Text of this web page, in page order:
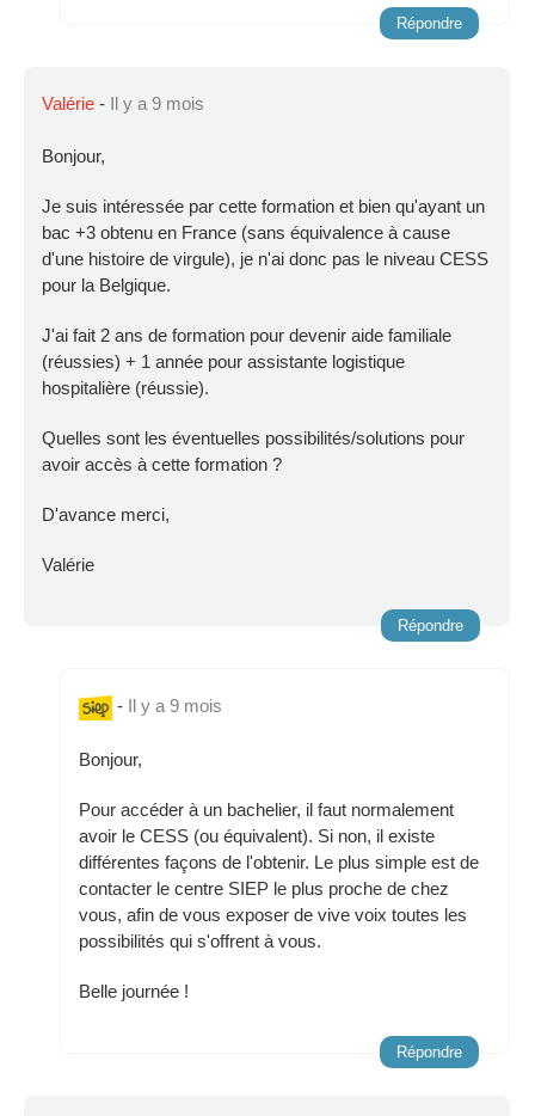
Répondre
Valérie - Il y a 9 mois
Bonjour,
Je suis intéressée par cette formation et bien qu'ayant un
bac +3 obtenu en France (sans équivalence à cause
d'une histoire de virgule), je n'ai donc pas le niveau CESS
pour la Belgique.
J'ai fait 2 ans de formation pour devenir aide familiale
(réussies) + 1 année pour assistante logistique
hospitalière (réussie).
Quelles sont les éventuelles possibilités/solutions pour
avoir accès à cette formation ?
D'avance merci,
Valérie
Répondre
- Il y a 9 mois
Bonjour,
Pour accéder à un bachelier, il faut normalement
avoir le CESS (ou équivalent). Si non, il existe
différentes façons de l'obtenir. Le plus simple est de
contacter le centre SIEP le plus proche de chez
vous, afin de vous exposer de vive voix toutes les
possibilités qui s'offrent à vous.
Belle journée !
Répondre